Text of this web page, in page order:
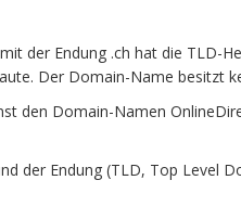
der Endung .ch hat die TLD-
Der Domain-Name besitzt
den Domain-Namen
der Endung (TLD, Top Level